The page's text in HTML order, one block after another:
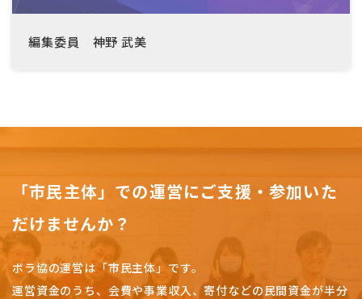
編集委員 神野 武美
「市民主体」での運営にご支援・参加いた
だけませんか？
ボラ協の運営は「市民主体」です。
運営資金のうち、会費や事業収入、寄付などの民間資金が半分